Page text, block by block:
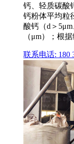
钙、轻质碳酸
钙粉体平均粒
酸钙（d＞
（μm）；根
联系电话: 180